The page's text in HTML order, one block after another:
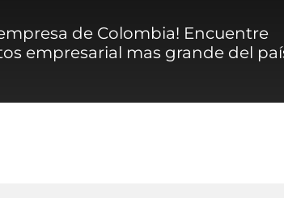
de Colombia! Encuentre
empresarial mas grande del